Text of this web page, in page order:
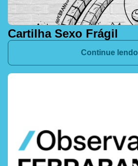
Cartilha Sexo Frágil
Continue lendo